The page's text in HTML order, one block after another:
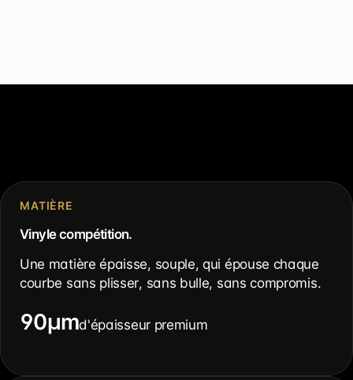
MATIÈRE
Vinyle compétition.
Une matière épaisse, souple, qui épouse chaque
courbe sans plisser, sans bulle, sans compromis.
90µmd'épaisseur premium